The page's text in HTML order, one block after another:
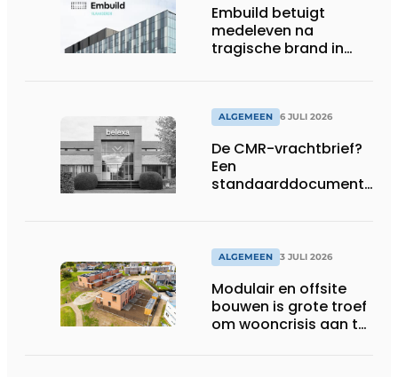
Embuild betuigt
medeleven na
tragische brand in
ALGEMEEN 6 JULI 2026
De CMR-vrachtbrief?
Een
standaarddocument
ALGEMEEN 3 JULI 2026
Modulair en offsite
bouwen is grote troef
om wooncrisis aan te